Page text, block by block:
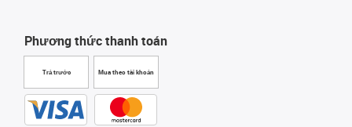
Phương thức thanh toán
Trả trước Mua theo tài khoản